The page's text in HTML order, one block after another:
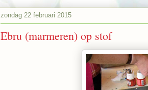
zondag 22 februari 2015
Ebru (marmeren) op stof